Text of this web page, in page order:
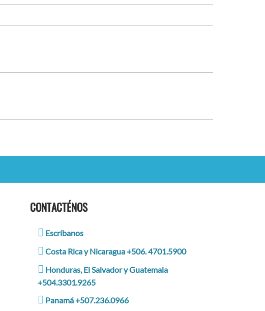
CONTACTÉNOS
Escríbanos
Costa Rica y Nicaragua +506. 4701.5900
Honduras, El Salvador y Guatemala
+504.3301.9265
Panamá +507.236.0966